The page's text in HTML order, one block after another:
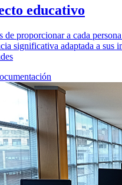
educativo
de proporcionar a cada
significativa adaptada a sus